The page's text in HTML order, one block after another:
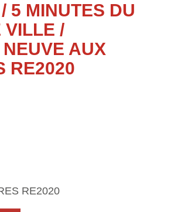
5 MINUTES DU
VILLE /
AUX
RE2020
RE2020